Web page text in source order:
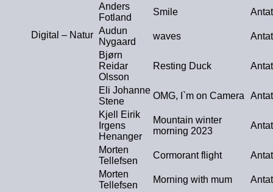
Digital – Natur
Anders
Fotland
Smile
Audun
Nygaard
waves
Bjørn
Reidar
Olsson
Resting Duck
Eli Johanne
Stene
OMG, I`m on Camera
Kjell Eirik
Irgens
Henanger
Mountain winter
morning 2023
Morten
Tellefsen
Cormorant flight
Morten
Tellefsen
Morning with mum